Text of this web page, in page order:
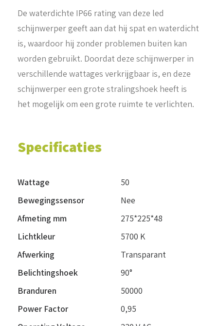
De waterdichte IP66 rating van deze led
schijnwerper geeft aan dat hij spat en waterdicht
is, waardoor hij zonder problemen buiten kan
worden gebruikt. Doordat deze schijnwerper in
verschillende wattages verkrijgbaar is, en deze
schijnwerper een grote stralingshoek heeft is
het mogelijk om een grote ruimte te verlichten.
Specificaties
Wattage
50
Bewegingssensor
Nee
Afmeting mm
275*225*48
Lichtkleur
5700 K
Afwerking
Transparant
Belichtingshoek
90°
Branduren
50000
Power Factor
0,95